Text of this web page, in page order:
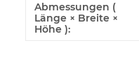
Abmessungen (
Länge × Breite ×
Höhe ):